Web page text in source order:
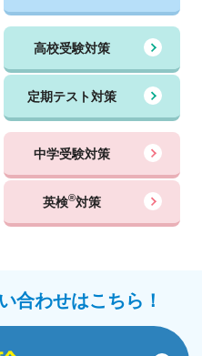
高校受験対策
定期テスト対策
中学受験対策
英検®対策
合わせはこちら！